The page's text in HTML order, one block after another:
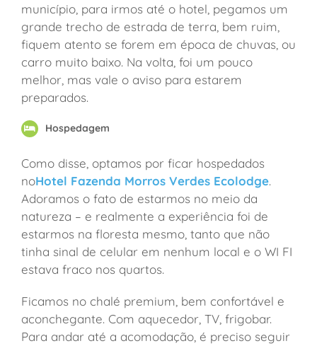
município, para irmos até o hotel, pegamos um
grande trecho de estrada de terra, bem ruim,
fiquem atento se forem em época de chuvas, ou
carro muito baixo. Na volta, foi um pouco
melhor, mas vale o aviso para estarem
preparados.
Hospedagem
Como disse, optamos por ficar hospedados
noHotel Fazenda Morros Verdes Ecolodge.
Adoramos o fato de estarmos no meio da
natureza – e realmente a experiência foi de
estarmos na floresta mesmo, tanto que não
tinha sinal de celular em nenhum local e o WI FI
estava fraco nos quartos.
Ficamos no chalé premium, bem confortável e
aconchegante. Com aquecedor, TV, frigobar.
Para andar até a acomodação, é preciso seguir